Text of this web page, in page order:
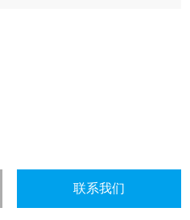
联系我们